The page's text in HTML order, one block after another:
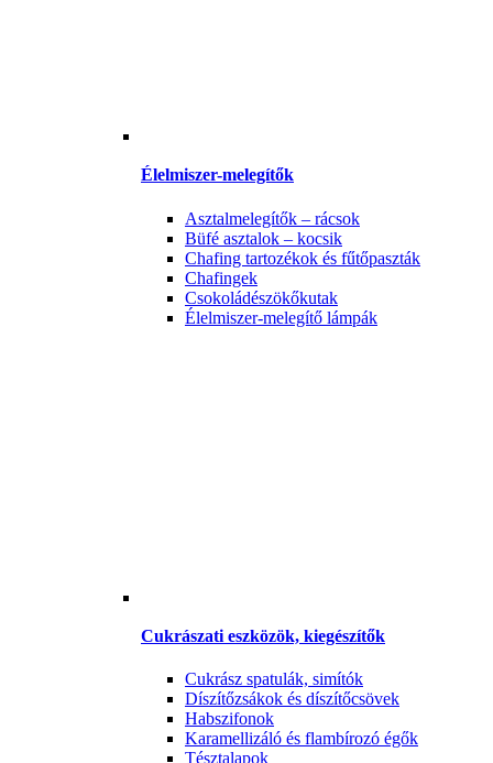
Élelmiszer-melegítők
Asztalmelegítők – rácsok
Büfé asztalok – kocsik
Chafing tartozékok és fűtőpaszták
Chafingek
Csokoládészökőkutak
Élelmiszer-melegítő lámpák
Cukrászati eszközök, kiegészítők
Cukrász spatulák, simítók
Díszítőzsákok és díszítőcsövek
Habszifonok
Karamellizáló és flambírozó égők
Tésztalapok